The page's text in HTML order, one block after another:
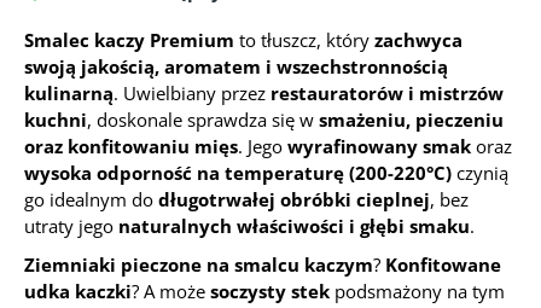
Smalec kaczy Premium to tłuszcz, który zachwyca
swoją jakością, aromatem i wszechstronnością
kulinarną. Uwielbiany przez restauratorów i mistrzów
kuchni, doskonale sprawdza się w smażeniu, pieczeniu
oraz konfitowaniu mięs. Jego wyrafinowany smak oraz
wysoka odporność na temperaturę (200-220°C) czynią
go idealnym do długotrwałej obróbki cieplnej, bez
utraty jego naturalnych właściwości i głębi smaku.
Ziemniaki pieczone na smalcu kaczym? Konfitowane
udka kaczki? A może soczysty stek podsmażony na tym